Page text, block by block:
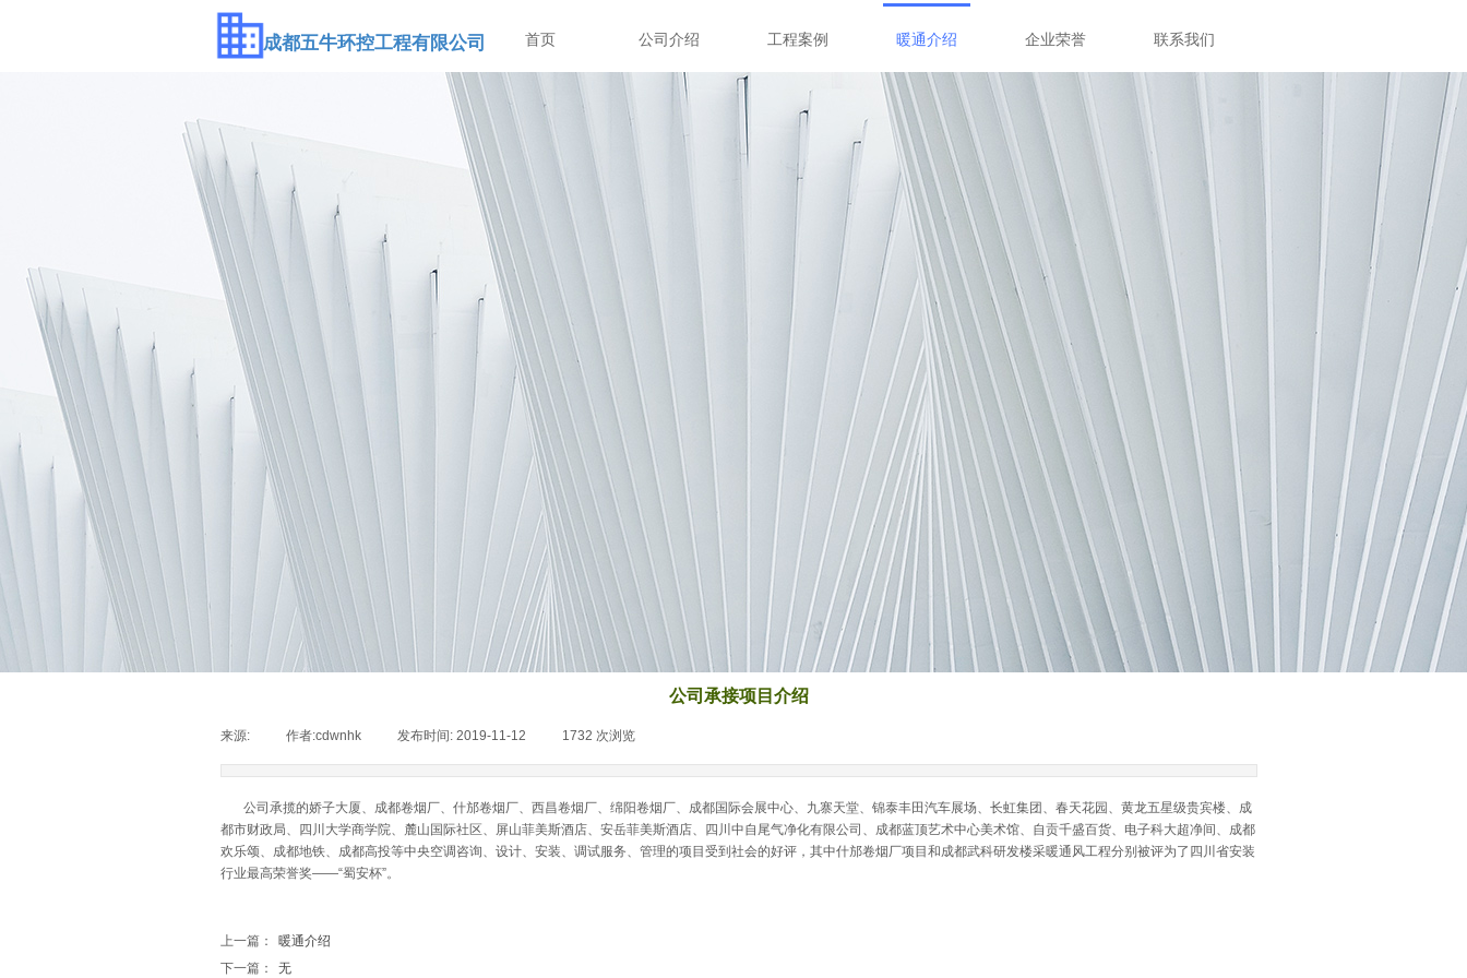
首页 公司介绍 工程案例 暖通介绍 企业荣誉 联系我们
成都五牛环控工程有限公司
公司承接项目介绍
来源: 作者:cdwnhk 发布时间: 2019-11-12 1732 次浏览
公司承揽的娇子大厦、成都卷烟厂、什邡卷烟厂、西昌卷烟厂、绵阳卷烟厂、成都国际会展中心、九寨天堂、锦泰丰田汽车展场、长虹集团、春天花园、黄龙五星级贵宾楼、成
都市财政局、四川大学商学院、麓山国际社区、屏山菲美斯酒店、安岳菲美斯酒店、四川中自尾气净化有限公司、成都蓝顶艺术中心美术馆、自贡千盛百货、电子科大超净间、成都
欢乐颂、成都地铁、成都高投等中央空调咨询、设计、安装、调试服务、管理的项目受到社会的好评，其中什邡卷烟厂项目和成都武科研发楼采暖通风工程分别被评为了四川省安装
行业最高荣誉奖——“蜀安杯”。
上一篇：
暖通介绍
下一篇：
无